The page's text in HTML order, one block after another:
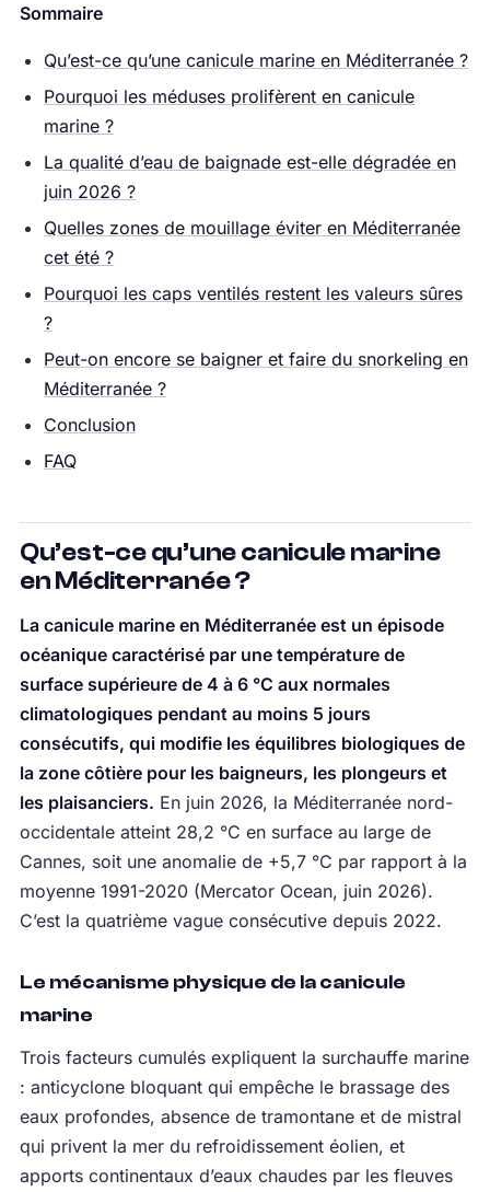
Sommaire
Qu’est-ce qu’une canicule marine en Méditerranée ?
Pourquoi les méduses prolifèrent en canicule
marine ?
La qualité d’eau de baignade est-elle dégradée en
juin 2026 ?
Quelles zones de mouillage éviter en Méditerranée
cet été ?
Pourquoi les caps ventilés restent les valeurs sûres
?
Peut-on encore se baigner et faire du snorkeling en
Méditerranée ?
Conclusion
FAQ
Qu’est-ce qu’une canicule marine
en Méditerranée ?
La canicule marine en Méditerranée est un épisode
océanique caractérisé par une température de
surface supérieure de 4 à 6 °C aux normales
climatologiques pendant au moins 5 jours
consécutifs, qui modifie les équilibres biologiques de
la zone côtière pour les baigneurs, les plongeurs et
les plaisanciers. En juin 2026, la Méditerranée nord-
occidentale atteint 28,2 °C en surface au large de
Cannes, soit une anomalie de +5,7 °C par rapport à la
moyenne 1991-2020 (Mercator Ocean, juin 2026).
C’est la quatrième vague consécutive depuis 2022.
Le mécanisme physique de la canicule
marine
Trois facteurs cumulés expliquent la surchauffe marine
: anticyclone bloquant qui empêche le brassage des
eaux profondes, absence de tramontane et de mistral
qui privent la mer du refroidissement éolien, et
apports continentaux d’eaux chaudes par les fleuves